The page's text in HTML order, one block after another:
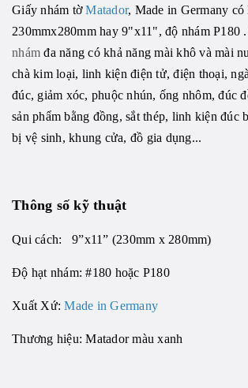
Giấy nhám tờMatador, Made in Germany
230mmx280mm hay 9"x11", độ nhám P180
nhám đa năng có khả năng mài khô và mài
chà kim loại, linh kiện điện tử, điện thoại,
đúc, giảm xóc, phuộc nhún, ống nhôm, đúc
sản phẩm bằng đồng, sắt thép, linh kiện đúc
bị vệ sinh, khung cửa, đồ gia dụng...
Thông số kỹ thuật
Qui cách: 9”x11” (230mm x 280mm)
Độ hạt nhám: #180 hoặc P180
Xuất Xứ:Made inGermany
Thương hiệu: Matador màu xanh